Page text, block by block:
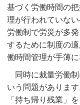
基づく労働時間の
理が行われていな
労働制で労災が多
するために制度の
働時間管理が手薄
同時に裁量労働
いう問題がありま
「持ち帰り残業」